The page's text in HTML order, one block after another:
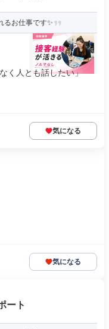
るお仕事です✨
く人とも話したい」
気になる
気になる
ート